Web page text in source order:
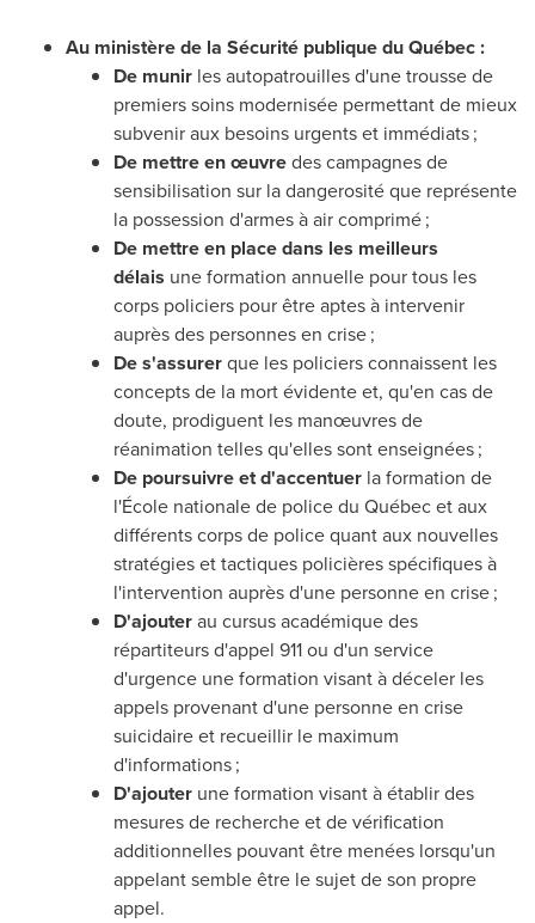
Au ministère de la Sécurité publique du Québec :
De munir les autopatrouilles d'une trousse de
premiers soins modernisée permettant de mieux
subvenir aux besoins urgents et immédiats ;
De mettre en œuvredes campagnes de
sensibilisation sur la dangerosité que représente
la possession d'armes à air comprimé ;
De mettre en place dans les meilleurs
délais une formation annuelle pour tous les
corps policiers pour être aptes à intervenir
auprès des personnes en crise ;
De s'assurerque les policiers connaissent les
concepts de la mort évidente et, qu'en cas de
doute, prodiguent les manœuvres de
réanimation telles qu'elles sont enseignées ;
De poursuivre et d'accentuer la formation de
l'École nationale de police du Québec et aux
différents corps de police quant aux nouvelles
stratégies et tactiques policières spécifiques à
l'intervention auprès d'une personne en crise ;
D'ajouterau cursus académique des
répartiteurs d'appel 911 ou d'un service
d'urgence une formation visant à déceler les
appels provenant d'une personne en crise
suicidaire et recueillir le maximum
d'informations ;
D'ajouter une formation visant à établir des
mesures de recherche et de vérification
additionnelles pouvant être menées lorsqu'un
appelant semble être le sujet de son propre
appel.